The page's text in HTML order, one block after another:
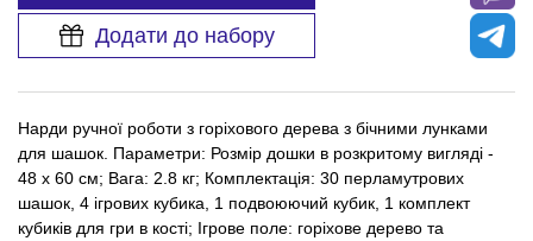
Додати до набору
Нарди ручної роботи з горіхового дерева з бічними лунками
для шашок. Параметри: Розмір дошки в розкритому вигляді -
48 x 60 см; Вага: 2.8 кг; Комплектація: 30 перламутрових
шашок, 4 ігрових кубика, 1 подвоюючий кубик, 1 комплект
кубиків для гри в кості; Ігрове поле: горіхове дерево та